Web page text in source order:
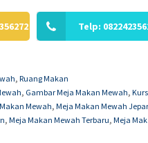
Telp:
,Ruang Makan
, Gambar Meja Makan Mewah,
Mewah,Meja Makan Mewah
,Meja Makan Mewah Terbaru,Meja